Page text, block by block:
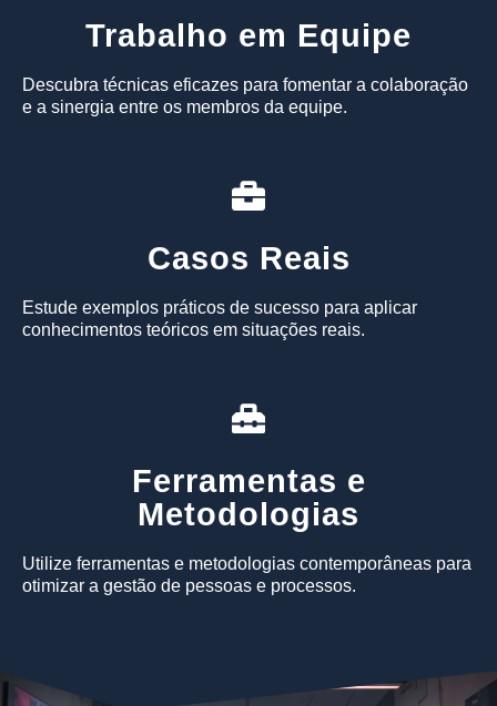
Trabalho em Equipe
Descubra técnicas eficazes para fomentar a colaboração
e a sinergia entre os membros da equipe.
Casos Reais
Estude exemplos práticos de sucesso para aplicar
conhecimentos teóricos em situações reais.
Ferramentas e
Metodologias
Utilize ferramentas e metodologias contemporâneas para
otimizar a gestão de pessoas e processos.